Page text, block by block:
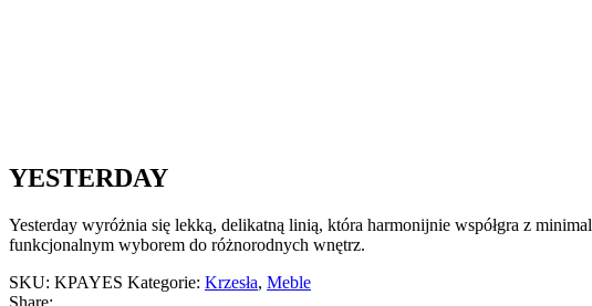
YESTERDAY
Yesterday wyróżnia się lekką, delikatną linią, która harmonijnie współgra z
funkcjonalnym wyborem do różnorodnych wnętrz.
SKU: KPAYES Kategorie: Krzesła, Meble